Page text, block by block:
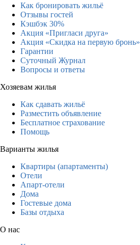
Как бронировать жильё
Отзывы гостей
Кэшбэк 30%
Акция «Пригласи друга»
Акция «Скидка на первую бронь»
Гарантии
Суточный Журнал
Вопросы и ответы
Хозяевам жилья
Как сдавать жильё
Разместить объявление
Бесплатное страхование
Помощь
Варианты жилья
Квартиры (апартаменты)
Отели
Апарт-отели
Дома
Гостевые дома
Базы отдыха
О нас